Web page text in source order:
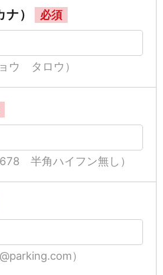
） 必須
ウ タロウ）
半角ハイフン無し）
）